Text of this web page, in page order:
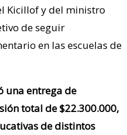
Kicillof y del ministro
de seguir
en las escuelas de
una entrega de
total de $22.300.000,
de distintos